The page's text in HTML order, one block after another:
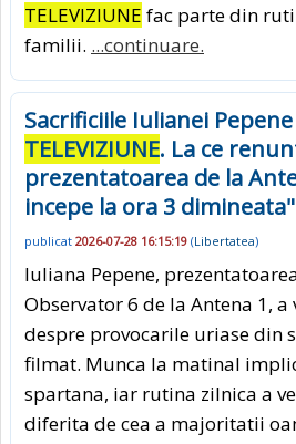
TELEVIZIUNE fac parte din
familii. ...continuare.
Sacrificiile Iulianei
TELEVIZIUNE. La ce
prezentatoarea de la
incepe la ora 3 dimineata"
publicat 2026-07-28 16:15:19 (Libertatea)
Iuliana Pepene,
Observator 6 de la Antena 1,
despre provocarile uriase din
filmat. Munca la matinal
spartana, iar rutina zilnica a
diferita de cea a majoritatii